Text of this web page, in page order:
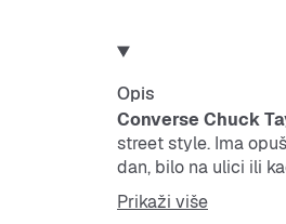
Opis
Converse Chuck
street style. Ima
dan, bilo na ulici ili
spajaju.
Prikaži više